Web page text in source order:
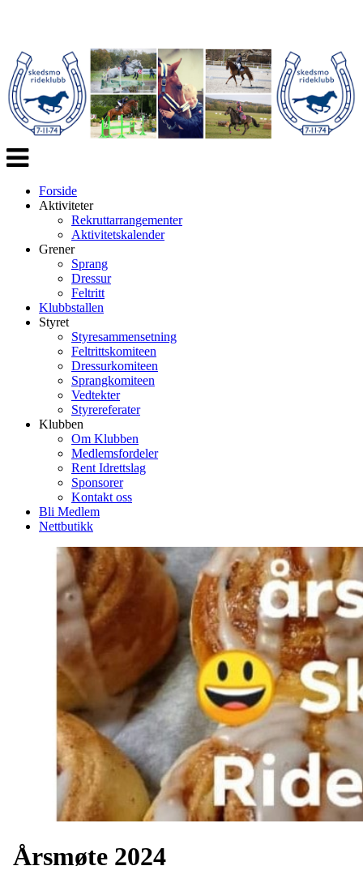
Veksle
navigasjon
Forside
Aktiviteter
Rekruttarrangementer
Aktivitetskalender
Grener
Sprang
Dressur
Feltritt
Klubbstallen
Styret
Styresammensetning
Feltrittskomiteen
Dressurkomiteen
Sprangkomiteen
Vedtekter
Styrereferater
Klubben
Om Klubben
Medlemsfordeler
Rent Idrettslag
Sponsorer
Kontakt oss
Bli Medlem
Nettbutikk
Årsmøte 2024